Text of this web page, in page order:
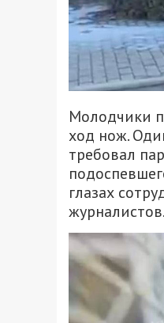
Молодчики
ход нож.
требовал
глазах